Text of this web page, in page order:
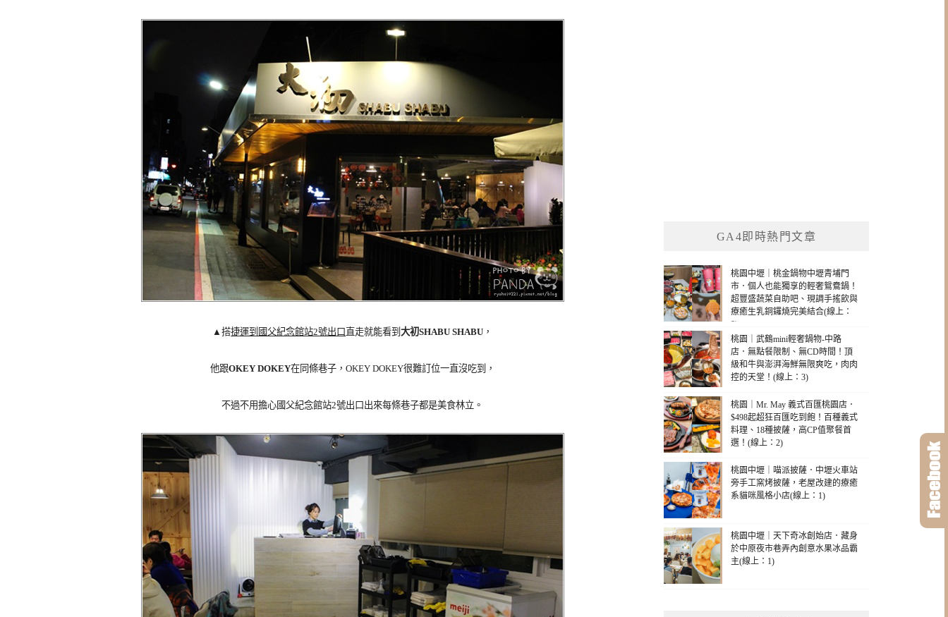
▲搭捷運到國父紀念館站2號出口 直走就能看到大初SHABU SHABU ，
他跟OKEY DOKEY在同條巷子， OKEY DOKEY很難訂位一直沒吃到，
不過不用擔心國父紀念館站2號出口出來每條巷子都是美食林立。
GA4即時熱門文章
桃園中壢｜桃金鍋物中壢青埔門
市．個人也能獨享的輕奢鴛鴦鍋！
超豐盛蔬菜自助吧、現調手搖飲與
療癒生乳銅鑼燒完美結合(線上：
9)
桃園｜武鶴mini輕奢鍋物-中路
店．無點餐限制、無CD時間！頂
級和牛與澎湃海鮮無限爽吃，肉肉
控的天堂！(線上：3)
桃園｜Mr. May 義式百匯桃園店．
$498起超狂百匯吃到飽！百種義式
料理、18種披薩，高CP值聚餐首
選！(線上：2)
桃園中壢｜喵派披薩．中壢火車站
旁手工窯烤披薩，老屋改建的療癒
系貓咪風格小店(線上：1)
桃園中壢｜天下奇冰創始店．藏身
於中原夜市巷弄內創意水果冰品霸
主(線上：1)